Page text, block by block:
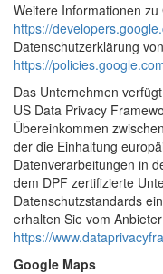
Weitere Informationen
https://
Datenschutzerklärung
https://
Das Unternehmen
US Data Privacy
Übereinkommen
der die Einhaltung
Datenverarbeitungen in
dem DPF zertifizierte
Datenschutzstandards
erhalten Sie vom
https://
Google Maps